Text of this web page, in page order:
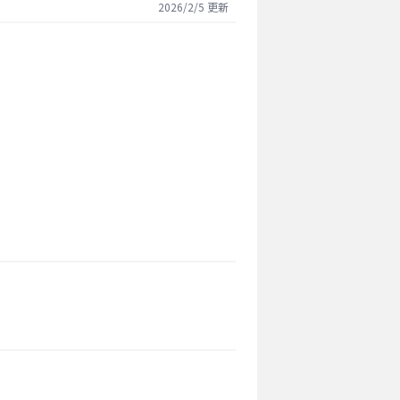
2026/2/5 更新